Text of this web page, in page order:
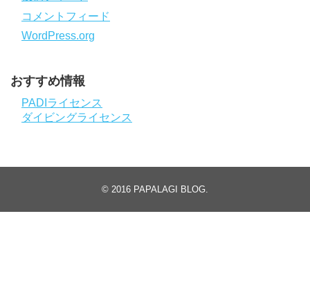
コメントフィード
WordPress.org
おすすめ情報
PADIライセンス
ダイビングライセンス
© 2016 PAPALAGI BLOG